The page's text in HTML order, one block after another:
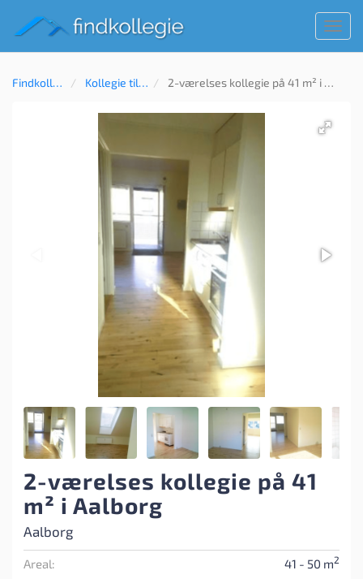
Findkollegie Kollegie til leje 2-værelses kollegie på 41 m² i Aalborg
2-værelses kollegie på 41
m² i Aalborg
Aalborg
Areal: 41 - 50 m2